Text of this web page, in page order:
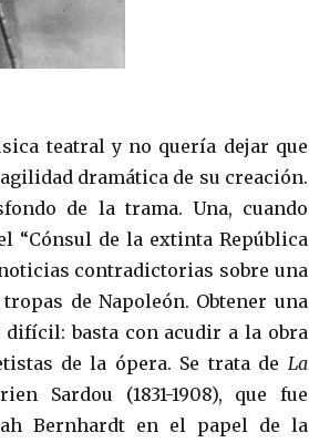
teatral y no quería dejar que
dramática de su creación.
de la trama. Una, cuando
“Cónsul de la extinta República
contradictorias sobre una
de Napoleón. Obtener una
difícil: basta con acudir a la obra
de la ópera. Se trata de La
Sardou (1831-1908), que fue
Bernhardt en el papel de la